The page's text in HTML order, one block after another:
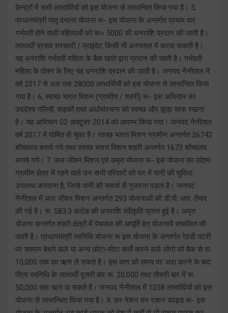
केन्द्रों में सभी लाभार्थियों को इस योजना से लाभान्वित किया गया है। 5.
प्रधानमंत्री मातृ वन्दना योजना रू- इस योजना के अन्तर्गत प्रथम वार
गर्भवती होने वाली महिलाओं को रू० 5000 की धनराशि प्रदान की जाती है।
लाभार्थी प्रसव सरकारी / प्राइवेट किसी भी अस्पताल में करवा सकती है।
यह धनराशि गर्भवती महिला के बैक खाते द्वारा प्रदान की जाती है। गर्भवती
महिला के पोषण के लिए यह धनराशि प्रदान की जाती है। जनपद नैनीताल में
वर्ष 2017 से अच तक 28000 लाभार्थियों को इस योजना से लाभान्वित किया
गया है। 6, स्वच्छ भारत मिशन (ग्रामीण / शहरी) रू- इस अभियान का
उददेश्य गलियों, सड़कों तथा अधोसंरचना को स्वच्छ और कूड़ा साफ रखना
है। यह अभियान 02 अक्टूबर 2014 को आरम्भ किया गया। जनपद नैनीताल
वर्ष 2017 में घोषित हो चुका है। स्वच्छ भारत मिशन ग्रामीण अन्तर्गत 26742
शौचालय बनाये गये तथा स्वच्छ भारत मिशन शहरी अन्तर्गत 1673 शौचालय
बनाये गये। 7. जल जीवन मिशन एवं अमृत योजना रू- इस योजना का उद्देश्य
ग्रामीण क्षेत्र में रहने वाले उन सभी परिवारों को घर में पानी की सुविधा
उपलध्ध करवाना है, जिन्हे पानी की समर्या से गुजरना पड़ता है। जनपद
नैनीताल में जल जीवन मिशन अन्तर्गत 293 योजनाओं की डी.पी. आर. तैयार
की गई है। रू. 583.3 करोड की धनराशि स्वीकृति प्राप्त हुई है। अमृत
योजना अन्तर्गत शहरी क्षेत्रों में पेयजल की आपूर्ति हेत् योजनायें संचालित की
जाती है। प्रधानमंत्री स्वनिधि योजना रू इस योजना के अन्तर्गत रेहडी पटरी
पर सामान बेचने वाले या अन्य छोटा-मोटा कार्ये करने वाले लोगो को बैक से रू.
10,000 तक का ऋण ले सकते है। इस कण को समय पर अदा करने के बाद
पीएम स्वनिधि के लाभार्थी दूसरी बार रू. 20,000 तथा तीसरी बार में रू.
50,000 तक ऋण पा सकते है। जनपद नैनीताल में 1038 लाभार्थियों को इस
योजना से लाभान्धित किया गया है। 9. वन नेशन वन राशन काड्ड रू- इस